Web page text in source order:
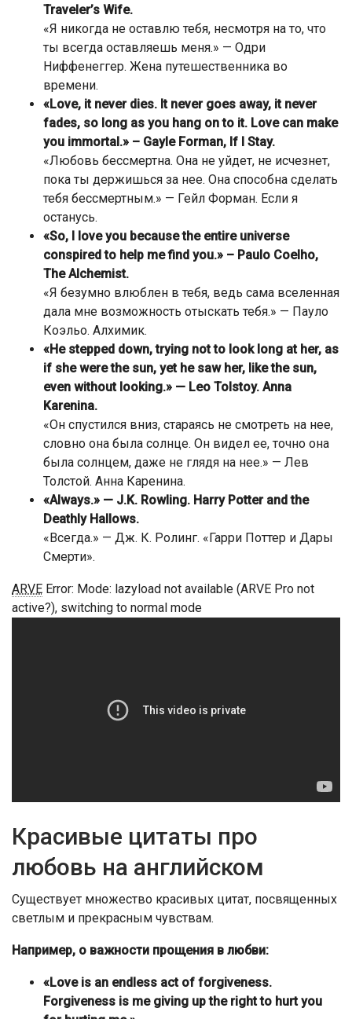
Traveler’s Wife.
«Я никогда не оставлю тебя, несмотря на то, что
ты всегда оставляешь меня.» — Одри
Ниффенеггер. Жена путешественника во
времени.
«Love, it never dies. It never goes away, it never
fades, so long as you hang on to it. Love can make
you immortal.» – Gayle Forman, If I Stay.
«Любовь бессмертна. Она не уйдет, не исчезнет,
пока ты держишься за нее. Она способна сделать
тебя бессмертным.» — Гейл Форман. Если я
останусь.
«So, I love you because the entire universe
conspired to help me find you.» – Paulo Coelho,
The Alchemist.
«Я безумно влюблен в тебя, ведь сама вселенная
дала мне возможность отыскать тебя.» — Пауло
Коэльо. Алхимик.
«He stepped down, trying not to look long at her, as
if she were the sun, yet he saw her, like the sun,
even without looking.» — Leo Tolstoy. Anna
Karenina.
«Он спустился вниз, стараясь не смотреть на нее,
словно она была солнце. Он видел ее, точно она
была солнцем, даже не глядя на нее.» — Лев
Толстой. Анна Каренина.
«Always.» — J.K. Rowling. Harry Potter and the
Deathly Hallows.
«Всегда.» — Дж. К. Ролинг. «Гарри Поттер и Дары
Смерти».
ARVE Error: Mode: lazyload not available (ARVE Pro not
active?), switching to normal mode
Красивые цитаты про
любовь на английском
Существует множество красивых цитат, посвященных
светлым и прекрасным чувствам.
Например, о важности прощения в любви:
«Love is an endless act of forgiveness.
Forgiveness is me giving up the right to hurt you